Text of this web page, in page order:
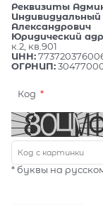
Реквизиты
Александрович
Юридический
к.2, кв.901
ИНН:
ОГРНИП:
Код
* буквы на